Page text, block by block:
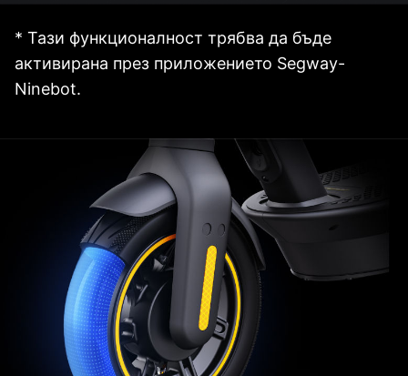
* Тази функционалност трябва да бъде
активирана през приложението Segway-
Ninebot.